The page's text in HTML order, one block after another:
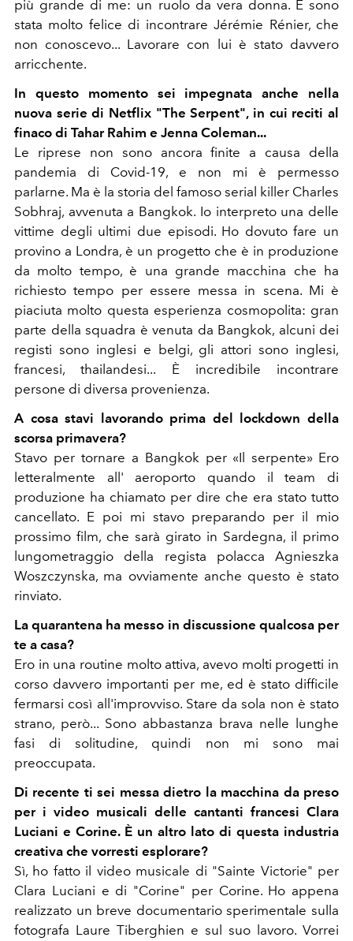
più grande di me: un ruolo da vera donna. E sono
stata molto felice di incontrare Jérémie Rénier, che
non conoscevo... Lavorare con lui è stato davvero
arricchente.
In questo momento sei impegnata anche nella
nuova serie di Netflix "The Serpent", in cui reciti al
finaco di Tahar Rahim e Jenna Coleman...
Le riprese non sono ancora finite a causa della
pandemia di Covid-19, e non mi è permesso
parlarne. Ma è la storia del famoso serial killer Charles
Sobhraj, avvenuta a Bangkok. Io interpreto una delle
vittime degli ultimi due episodi. Ho dovuto fare un
provino a Londra, è un progetto che è in produzione
da molto tempo, è una grande macchina che ha
richiesto tempo per essere messa in scena. Mi è
piaciuta molto questa esperienza cosmopolita: gran
parte della squadra è venuta da Bangkok, alcuni dei
registi sono inglesi e belgi, gli attori sono inglesi,
francesi, thailandesi... È incredibile incontrare
persone di diversa provenienza.
A cosa stavi lavorando prima del lockdown della
scorsa primavera?
Stavo per tornare a Bangkok per «Il serpente» Ero
letteralmente all' aeroporto quando il team di
produzione ha chiamato per dire che era stato tutto
cancellato. E poi mi stavo preparando per il mio
prossimo film, che sarà girato in Sardegna, il primo
lungometraggio della regista polacca Agnieszka
Woszczynska, ma ovviamente anche questo è stato
rinviato.
La quarantena ha messo in discussione qualcosa per
te a casa?
Ero in una routine molto attiva, avevo molti progetti in
corso davvero importanti per me, ed è stato difficile
fermarsi così all'improvviso. Stare da sola non è stato
strano, però... Sono abbastanza brava nelle lunghe
fasi di solitudine, quindi non mi sono mai
preoccupata.
Di recente ti sei messa dietro la macchina da preso
per i video musicali delle cantanti francesi Clara
Luciani e Corine. È un altro lato di questa industria
creativa che vorresti esplorare?
Sì, ho fatto il video musicale di "Sainte Victorie" per
Clara Luciani e di "Corine" per Corine. Ho appena
realizzato un breve documentario sperimentale sulla
fotografa Laure Tiberghien e sul suo lavoro. Vorrei